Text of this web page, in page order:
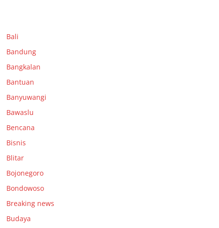
Bali
Bandung
Bangkalan
Bantuan
Banyuwangi
Bawaslu
Bencana
Bisnis
Blitar
Bojonegoro
Bondowoso
Breaking news
Budaya